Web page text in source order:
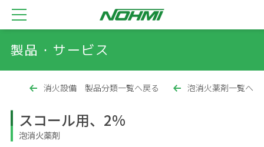
製品・サービス
消火設備 製品分類一覧へ戻る 泡消火薬剤一覧へ
スコール用、2%
泡消火薬剤